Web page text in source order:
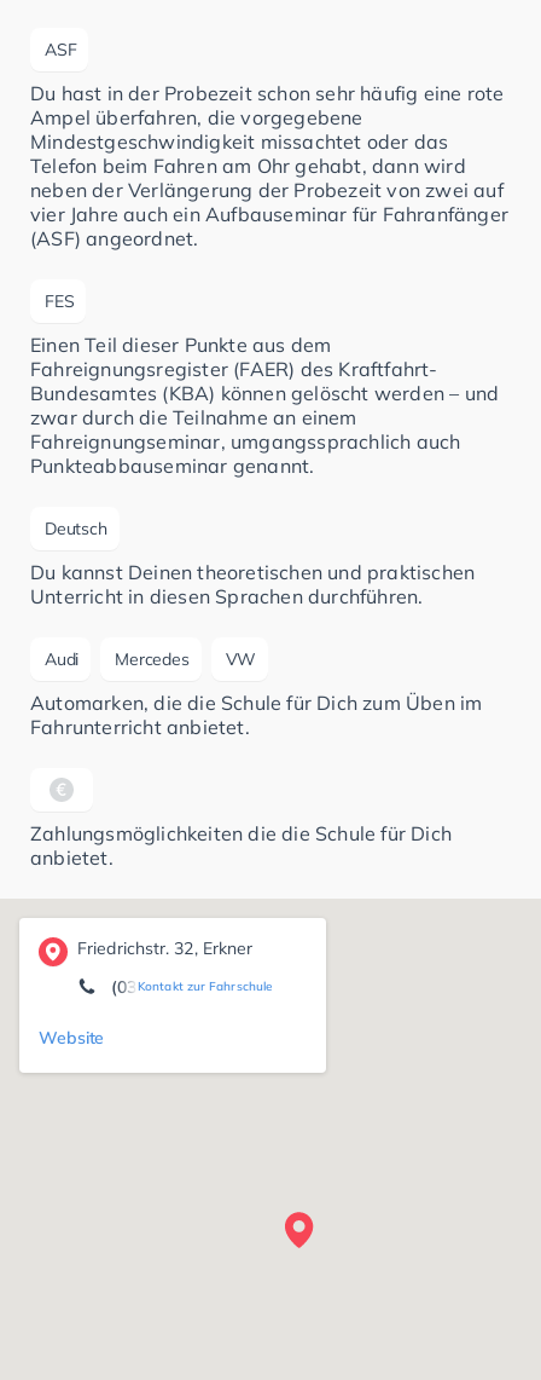
ASF
Du hast in der Probezeit schon sehr häufig eine rote
Ampel überfahren, die vorgegebene
Mindestgeschwindigkeit missachtet oder das
Telefon beim Fahren am Ohr gehabt, dann wird
neben der Verlängerung der Probezeit von zwei auf
vier Jahre auch ein Aufbauseminar für Fahranfänger
(ASF) angeordnet.
FES
Einen Teil dieser Punkte aus dem
Fahreignungsregister (FAER) des Kraftfahrt-
Bundesamtes (KBA) können gelöscht werden – und
zwar durch die Teilnahme an einem
Fahreignungseminar, umgangssprachlich auch
Punkteabbauseminar genannt.
Deutsch
Du kannst Deinen theoretischen und praktischen
Unterricht in diesen Sprachen durchführen.
Audi Mercedes VW
Automarken, die die Schule für Dich zum Üben im
Fahrunterricht anbietet.
Zahlungsmöglichkeiten die die Schule für Dich
anbietet.
Friedrichstr. 32, Erkner
Kontakt zur Fahrschule
(03362) 88 98 00
Website